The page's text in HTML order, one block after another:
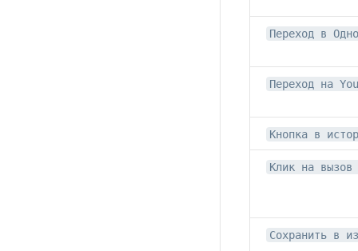
Переход в
Переход на
Кнопка в
Клик на
Сохранить в